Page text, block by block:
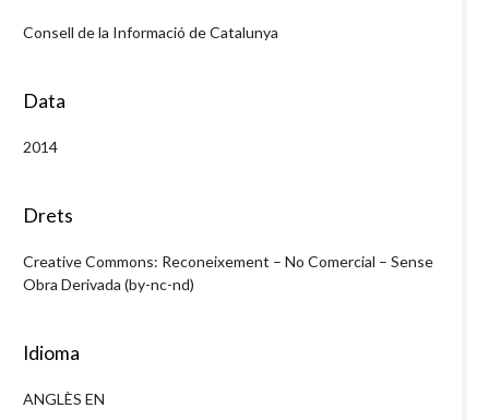
Consell de la Informació de Catalunya
Data
2014
Drets
Creative Commons: Reconeixement – No Comercial – Sense
Obra Derivada (by-nc-nd)
Idioma
ANGLÈS EN